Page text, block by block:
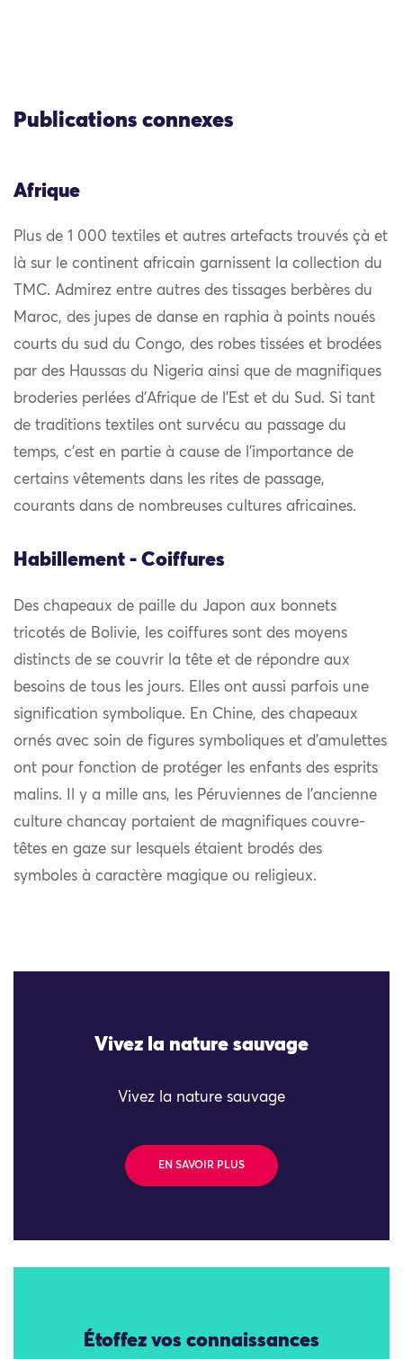
Publications connexes
Afrique
Plus de 1 000 textiles et autres artefacts trouvés çà et
là sur le continent africain garnissent la collection du
TMC. Admirez entre autres des tissages berbères du
Maroc, des jupes de danse en raphia à points noués
courts du sud du Congo, des robes tissées et brodées
par des Haussas du Nigeria ainsi que de magnifiques
broderies perlées d’Afrique de l’Est et du Sud. Si tant
de traditions textiles ont survécu au passage du
temps, c’est en partie à cause de l’importance de
certains vêtements dans les rites de passage,
courants dans de nombreuses cultures africaines.
Habillement - Coiffures
Des chapeaux de paille du Japon aux bonnets
tricotés de Bolivie, les coiffures sont des moyens
distincts de se couvrir la tête et de répondre aux
besoins de tous les jours. Elles ont aussi parfois une
signification symbolique. En Chine, des chapeaux
ornés avec soin de figures symboliques et d’amulettes
ont pour fonction de protéger les enfants des esprits
malins. Il y a mille ans, les Péruviennes de l’ancienne
culture chancay portaient de magnifiques couvre-
têtes en gaze sur lesquels étaient brodés des
symboles à caractère magique ou religieux.
Vivez la nature sauvage
Vivez la nature sauvage
EN SAVOIR PLUS
Étoffez vos connaissances